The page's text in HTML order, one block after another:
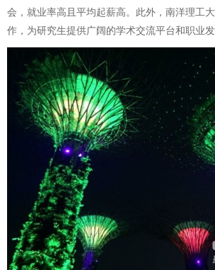
会，就业率高且平均起薪高。此外，南洋理工
作，为研究生提供广阔的学术交流平台和职业发